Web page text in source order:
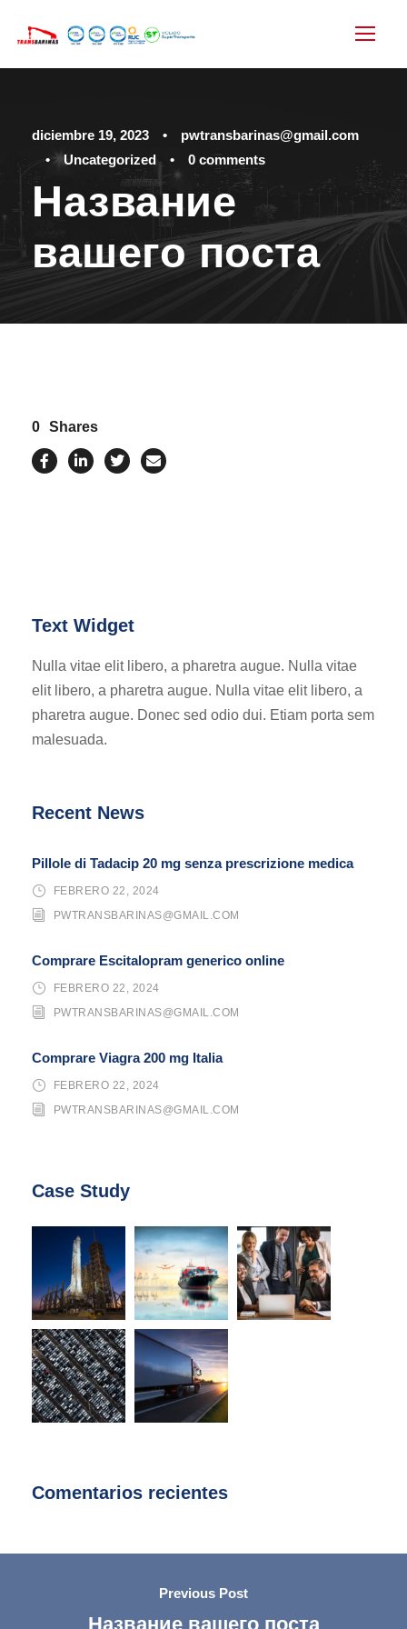
diciembre 19, 2023 •
pwtransbarinas@gmail.com
•
Uncategorized • 0 comments
Название
вашего поста
0 Shares
Text Widget
Nulla vitae elit libero, a pharetra augue. Nulla vitae
elit libero, a pharetra augue. Nulla vitae elit libero, a
pharetra augue. Donec sed odio dui. Etiam porta sem
malesuada.
Recent News
Pillole di Tadacip 20 mg senza prescrizione medica
FEBRERO 22, 2024
PWTRANSBARINAS@GMAIL.COM
Comprare Escitalopram generico online
FEBRERO 22, 2024
PWTRANSBARINAS@GMAIL.COM
Comprare Viagra 200 mg Italia
FEBRERO 22, 2024
PWTRANSBARINAS@GMAIL.COM
Case Study
Comentarios recientes
Previous Post
Название вашего поста